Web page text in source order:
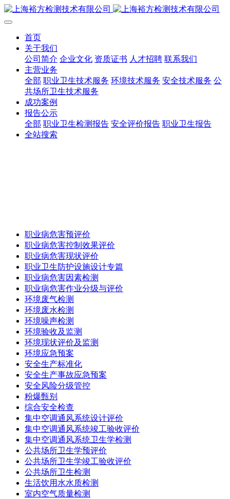
首页
关于我们
公司简介 企业文化 资质证书 人才招聘 联系我们
主营业务
全部 职业卫生技术服务 环境技术服务 安全技术服务 公
共场所卫生技术服务
成功案例
报告公示
全部 职业卫生检测报告 安全评价报告 职业卫生报告
全站搜索
职业病危害预评价
职业病危害控制效果评价
职业病危害现状评价
职业卫生防护设施设计专篇
职业病危害因素检测
职业病危害作业分级与评价
环境废气检测
环境废水检测
环境噪声检测
环境验收及监测
环境现状评价及监测
环境应急预案
安全生产标准化
安全生产事故应急预案
安全风险分级管控
粉爆甄别
综合安全检查
集中空调通风系统设计评价
集中空调通风系统竣工验收评价
集中空调通风系统卫生学检测
公共场所卫生学预评价
公共场所卫生学竣工验收评价
公共场所卫生检测
生活饮用水水质检测
室内空气质量检测